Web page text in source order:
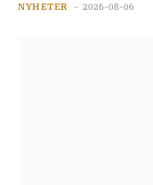
NYHETER 2026-08-06